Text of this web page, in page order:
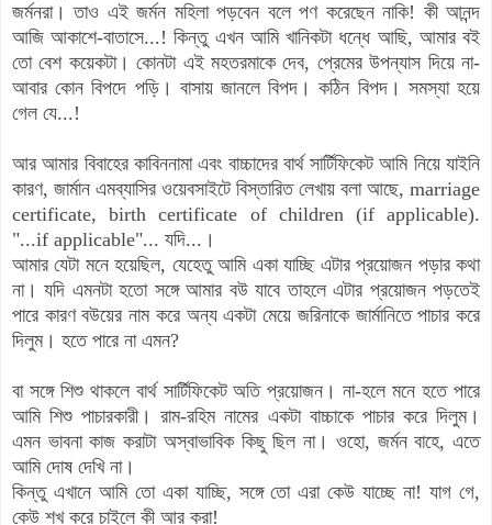
জর্মনরা। তাও এই জর্মন মহিলা পড়বেন বলে পণ করেছেন নাকি! কী আনন্দ
আজি আকাশে-বাতাসে...! কিন্তু এখন আমি খানিকটা ধন্ধে আছি, আমার বই
তো বেশ কয়েকটা। কোনটা এই মহতরমাকে দেব, প্রেমের উপন্যাস দিয়ে না-
আবার কোন বিপদে পড়ি। বাসায় জানলে বিপদ। কঠিন বিপদ। সমস্যা হয়ে
গেল যে...!
আর আমার বিবাহের কাবিননামা এবং বাচ্চাদের বার্থ সার্টিফিকেট আমি নিয়ে যাইনি
কারণ, জার্মান এমব্যাসির ওয়েবসাইটে বিস্তারিত লেখায় বলা আছে, marriage
certificate, birth certificate of children (if applicable).
"...if applicable"... যদি...।
আমার যেটা মনে হয়েছিল, যেহেতু আমি একা যাচ্ছি এটার প্রয়োজন পড়ার কথা
না।যদি এমনটা হতো সঙ্গে আমার বউ যাবে তাহলে এটার প্রয়োজন পড়তেই
পারে কারণ বউয়ের নাম করে অন্য একটা মেয়ে জরিনাকে জার্মানিতে পাচার করে
দিলুম। হতে পারে না এমন?
বা সঙ্গে শিশু থাকলে বার্থ সার্টিফিকেট অতি প্রয়োজন। না-হলে মনে হতে পারে
আমি শিশু পাচারকারী। রাম-রহিম নামের একটা বাচ্চাকে পাচার করে দিলুম।
এমন ভাবনা কাজ করাটা অস্বাভাবিক কিছু ছিল না। ওহো, জর্মন বাহে, এতে
আমি দোষ দেখি না।
কিন্তু এখানে আমি তো একা যাচ্ছি, সঙ্গে তো এরা কেউ যাচ্ছে না! যাগ গে,
কেউ শখ করে চাইলে কী আর করা!